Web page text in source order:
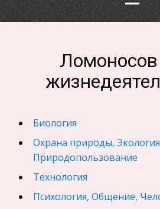
Ломоносов
Биология
Охрана природы,
Природопользование
Технология
Психология, Общение,